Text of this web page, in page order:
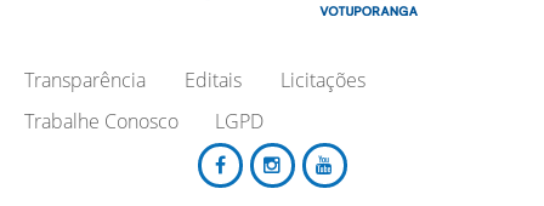
Transparência Editais
Licitações
Trabalhe Conosco
LGPD